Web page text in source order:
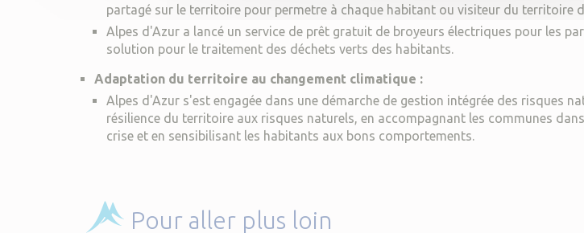
partagé sur le territoire pour permetre à chaque habitant ou visiteur du territoire
Alpes d'Azur a lancé un service de prêt gratuit de broyeurs électriques pour les
solution pour le traitement des déchets verts des habitants.
Adaptation du territoire au changement climatique :
Alpes d'Azur s'est engagée dans une démarche de gestion intégrée des risques
résilience du territoire aux risques naturels, en accompagnant les communes
crise et en sensibilisant les habitants aux bons comportements.
Pour aller plus loin